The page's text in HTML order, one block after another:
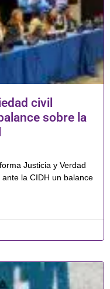
civil
sobre la
Justicia y Verdad
la CIDH un balance